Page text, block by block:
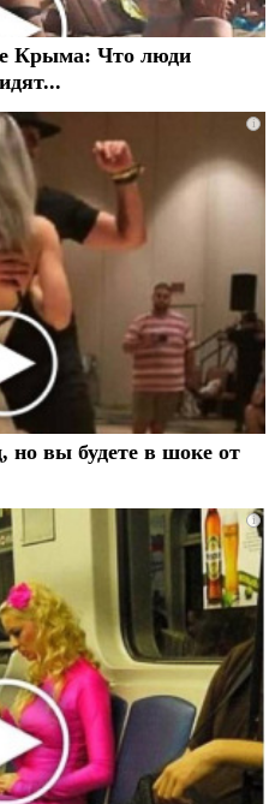
Крыма: Что люди
i
но вы будете в шоке от
i